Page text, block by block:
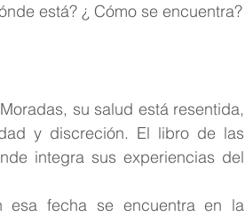
está? ¿ Cómo se encuentra?
su salud está resentida,
y discreción. El libro de las
integra sus experiencias del
esa fecha se encuentra en la